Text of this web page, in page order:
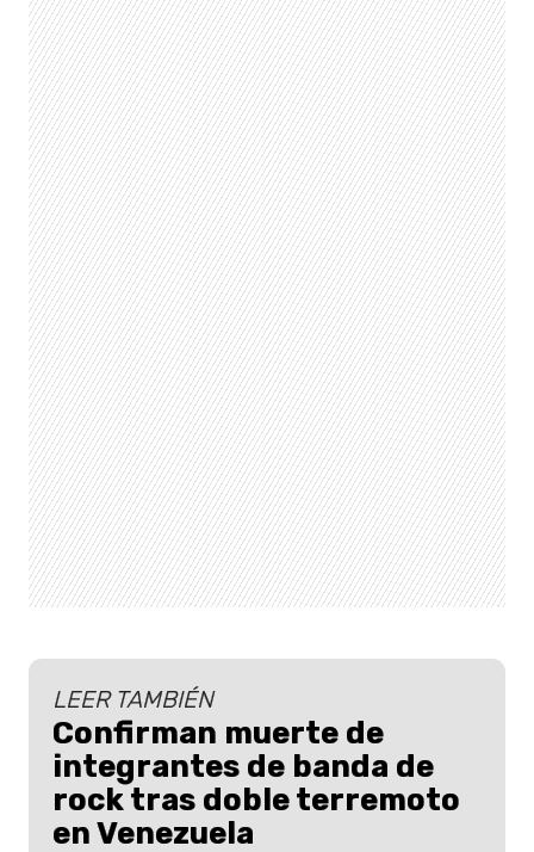
LEER TAMBIÉN
Confirman muerte de
integrantes de banda de
rock tras doble terremoto
en Venezuela